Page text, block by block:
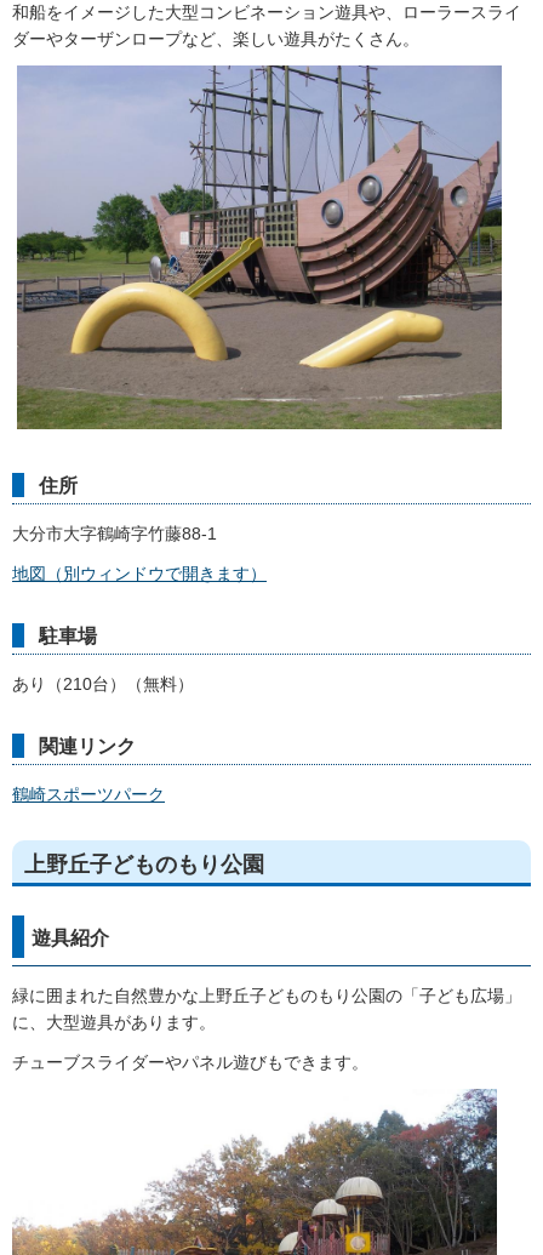
和船をイメージした大型コンビネーション遊具や、ローラースライ
ダーやターザンロープなど、楽しい遊具がたくさん。
住所
大分市大字鶴崎字竹藤88-1
地図（別ウィンドウで開きます）
駐車場
あり（210台）（無料）
関連リンク
鶴崎スポーツパーク
上野丘子どものもり公園
遊具紹介
緑に囲まれた自然豊かな上野丘子どものもり公園の「子ども広場」
に、大型遊具があります。
チューブスライダーやパネル遊びもできます。